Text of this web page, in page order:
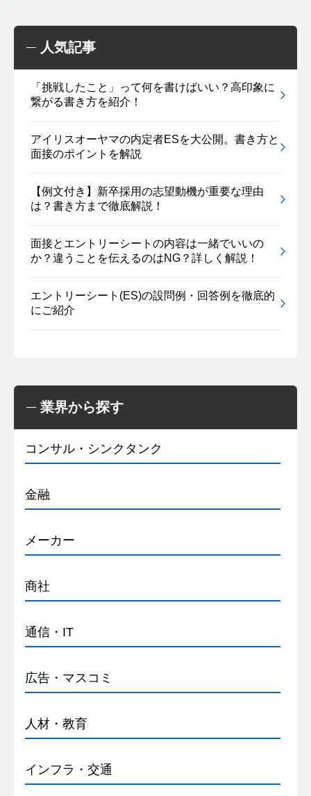
人気記事
「挑戦したこと」って何を書けばいい？高印象に
繋がる書き方を紹介！
アイリスオーヤマの内定者ESを大公開。書き方と
面接のポイントを解説
【例文付き】新卒採用の志望動機が重要な理由
は？書き方まで徹底解説！
面接とエントリーシートの内容は一緒でいいの
か？違うことを伝えるのはNG？詳しく解説！
エントリーシート(ES)の設問例・回答例を徹底的
にご紹介
業界から探す
コンサル・シンクタンク
金融
メーカー
商社
通信・IT
広告・マスコミ
人材・教育
インフラ・交通